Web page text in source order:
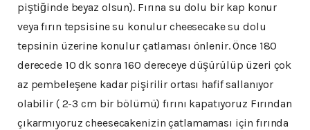
piştiğinde beyaz olsun). Fırına su dolu bir kap konur
veya fırın tepsisine su konulur cheesecake su dolu
tepsinin üzerine konulur çatlaması önlenir. Önce 180
derecede 10 dk sonra 160 dereceye düşürülüp üzeri çok
az pembeleşene kadar pişirilir ortası hafif sallanıyor
olabilir ( 2-3 cm bir bölümü) fırını kapatıyoruz Fırından
çıkarmıyoruz cheesecakenizin çatlamaması için fırında